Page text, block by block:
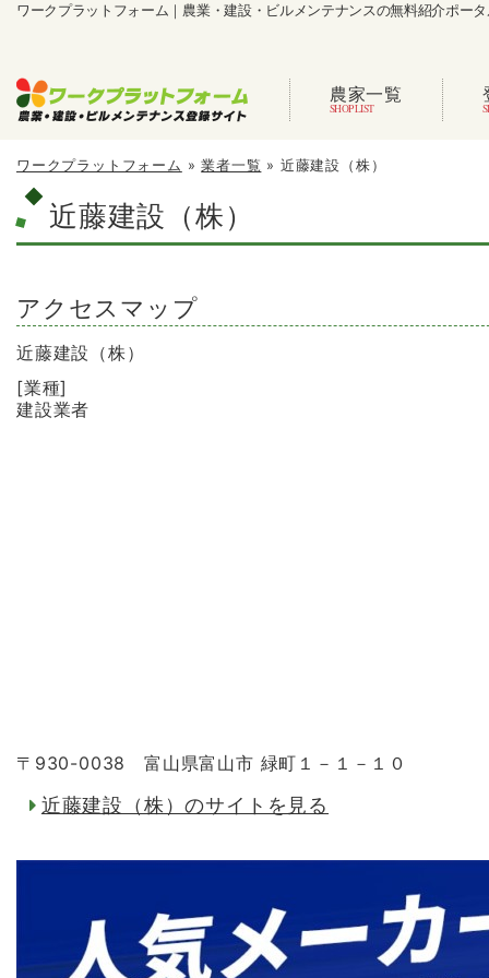
ワークプラットフォーム｜農業・建設・ビルメンテナンスの無料紹介ポー
農家一覧
ワークプラットフォーム »業者一覧 » 近藤建設（株）
近藤建設（株）
アクセスマップ
近藤建設（株）
[業種]
建設業者
〒930-0038 富山県富山市 緑町１－１－１０
近藤建設（株）のサイトを見る